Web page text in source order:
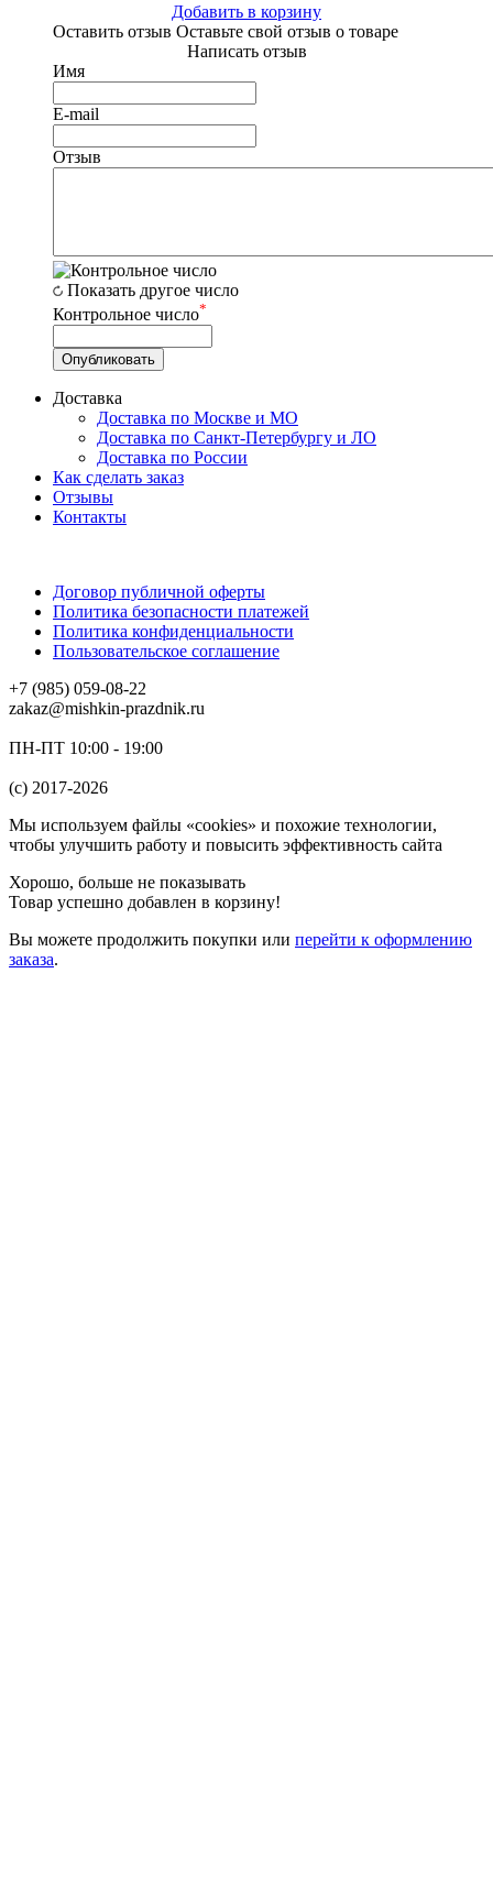
Добавить в корзину
Оставить отзыв Оставьте свой отзыв о товаре
Написать отзыв
Имя
E-mail
Отзыв
Показать другое число
Контрольное число*
Доставка
Доставка по Москве и МО
Доставка по Санкт-Петербургу и ЛО
Доставка по России
Как сделать заказ
Отзывы
Контакты
Договор публичной оферты
Политика безопасности платежей
Политика конфиденциальности
Пользовательское соглашение
+7 (985) 059-08-22
zakaz@mishkin-prazdnik.ru
ПН-ПТ 10:00 - 19:00
(c) 2017-2026
Мы используем файлы «cookies» и похожие технологии,
чтобы улучшить работу и повысить эффективность сайта
Хорошо, больше не показывать
Товар успешно добавлен в корзину!
Вы можете продолжить покупки или перейти к оформлению
заказа.